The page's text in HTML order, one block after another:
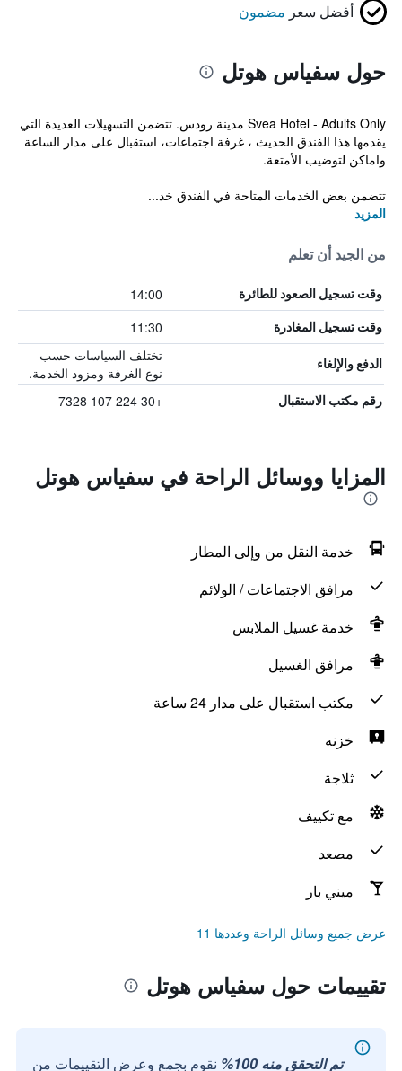
أفضل سعر مضمون
حول سفياس هوتل
Svea Hotel - Adults Only مدينة رودس. تتضمن التسهيلات العديدة التي
يقدمها هذا الفندق الحديث ، غرفة اجتماعات، استقبال على مدار الساعة
واماكن لتوضيب الأمتعة.
تتضمن بعض الخدمات المتاحة في الفندق خد...
المزيد
من الجيد أن تعلم
وقت تسجيل الصعود للطائرة 14:00
وقت تسجيل المغادرة 11:30
الدفع والإلغاء
تختلف السياسات حسب
نوع الغرفة ومزود الخدمة.
رقم مكتب الاستقبال +30 224 107 7328
المزايا ووسائل الراحة في سفياس هوتل
خدمة النقل من وإلى المطار
مرافق الاجتماعات / الولائم
خدمة غسيل الملابس
مرافق الغسيل
مكتب استقبال على مدار 24 ساعة
خزنه
ثلاجة
مع تكييف
مصعد
ميني بار
عرض جميع وسائل الراحة وعددها 11
تقييمات حول سفياس هوتل
تم التحقق منه 100% نقوم بجمع وعرض التقييمات من